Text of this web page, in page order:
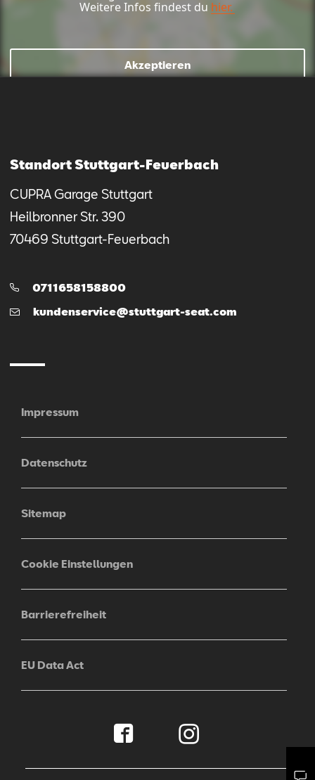
Weitere Infos findest du hier.
Akzeptieren
Standort Stuttgart-Feuerbach
CUPRA Garage Stuttgart
Heilbronner Str.390
70469 Stuttgart-Feuerbach
Telefon:
0711658158800
E-
kundenservice@stuttgart-seat.com
Impressum
Datenschutz
Sitemap
Cookie Einstellungen
Barrierefreiheit
EU Data Act